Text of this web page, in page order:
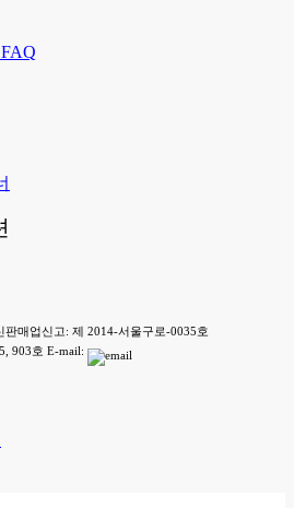
매업신고: 제 2014-서울구로-0035호
903호 E-mail: